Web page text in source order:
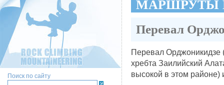
Поиск по сайту
МАРШРУТЫ
Перевал
Перевал Орджоникидзе
хребта Заилийский
высокой в этом районе)